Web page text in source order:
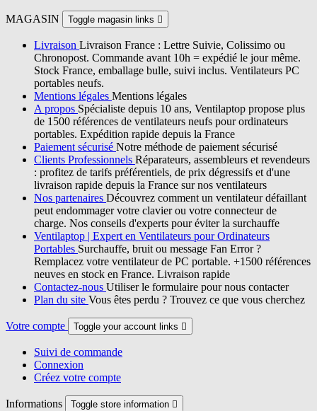
MAGASIN Toggle magasin links 
Livraison Livraison France : Lettre Suivie, Colissimo ou
Chronopost. Commande avant 10h = expédié le jour même.
Stock France, emballage bulle, suivi inclus. Ventilateurs PC
portables neufs.
Mentions légales Mentions légales
A propos Spécialiste depuis 10 ans, Ventilaptop propose plus
de 1500 références de ventilateurs neufs pour ordinateurs
portables. Expédition rapide depuis la France
Paiement sécurisé Notre méthode de paiement sécurisé
Clients Professionnels Réparateurs, assembleurs et revendeurs
: profitez de tarifs préférentiels, de prix dégressifs et d'une
livraison rapide depuis la France sur nos ventilateurs
Nos partenaires Découvrez comment un ventilateur défaillant
peut endommager votre clavier ou votre connecteur de
charge. Nos conseils d'experts pour éviter la surchauffe
Ventilaptop | Expert en Ventilateurs pour Ordinateurs
Portables Surchauffe, bruit ou message Fan Error ?
Remplacez votre ventilateur de PC portable. +1500 références
neuves en stock en France. Livraison rapide
Contactez-nous Utiliser le formulaire pour nous contacter
Plan du site Vous êtes perdu ? Trouvez ce que vous cherchez
Votre compte Toggle your account links 
Suivi de commande
Connexion
Créez votre compte
Informations Toggle store information 